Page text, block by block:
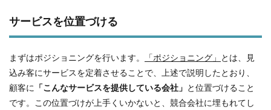
サービスを位置づける
まずはポジショニングを行います。 「ポジショニング」 とは、見
込み客にサービスを定着させることで、上述で説明したとおり、
顧客に 「こんなサービスを提供している会社」 と位置づけること
です。この位置づけが上手くいかないと、競合会社に埋もれてし